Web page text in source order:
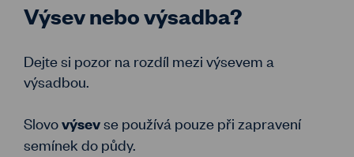
Výsev nebo výsadba?
Dejte si pozor na rozdíl mezi výsevem a
výsadbou.
Slovovýsevse používá pouze při zapravení
semínek do půdy.